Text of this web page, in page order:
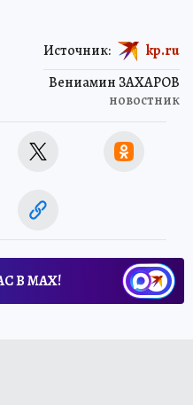
Вениамин ЗАХАРОВ
новостник
Источник: kp.ru
В МАХ!